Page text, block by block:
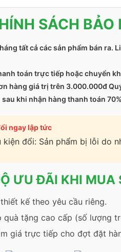
SÁCH BẢO
tất cả các sản phẩm bán ra.
toán trực tiếp hoặc chuyển
hàng giá trị trên 3.000.000đ
khi nhận hàng thanh toán
ngay lập tức
kiện đổi: Sản phẩm bị lỗi do
ƯU ĐÃI KHI MUA
kế theo yêu cầu riêng.
quà tặng cao cấp (số lượng
giá trực tiếp cho đợt đặt